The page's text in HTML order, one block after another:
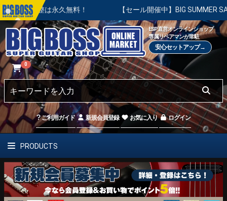
は永久無料！ 【セール開催中】BIG SUMMER SALE | 対象
ESP直営オンラインショップ
専属リペアマンが常駐
安心セットアップ→
0
ご利用ガイド 新規会員登録 お気に入り ログイン
PRODUCTS